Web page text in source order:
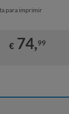
para imprimir
€ 74,99